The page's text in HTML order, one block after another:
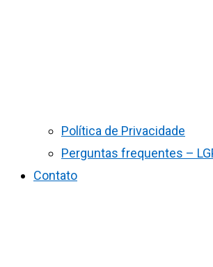
Política de Privacidade
Perguntas frequentes –
Contato